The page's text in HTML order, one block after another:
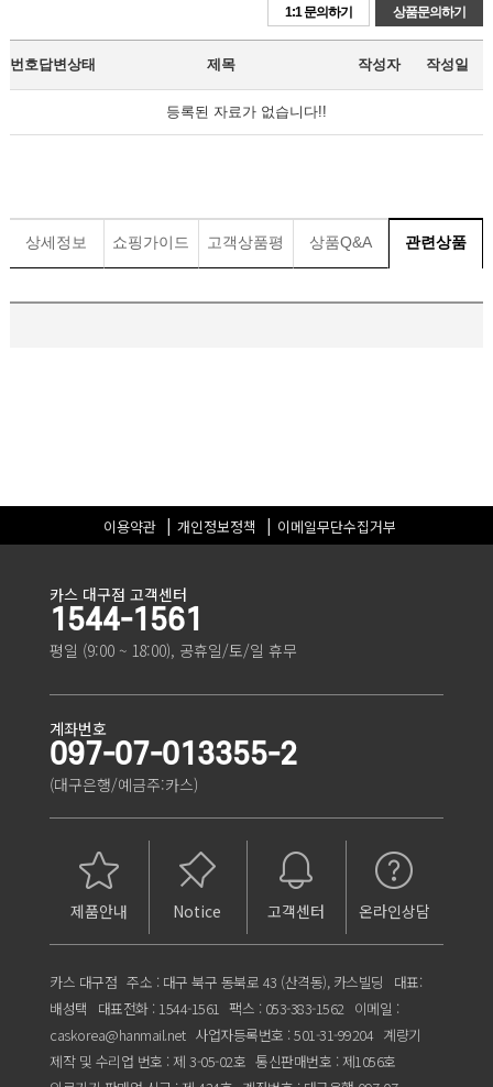
상품문의하기
1:1 문의하기
번호답변상태 제목 작성자 작성일
등록된 자료가 없습니다!!
상세정보 쇼핑가이드 고객상품평 상품Q&A 관련상품
이용약관 개인정보정책 이메일무단수집거부
카스 대구점 고객센터
1544-1561
평일 (9:00 ~ 18:00), 공휴일/토/일 휴무
계좌번호
097-07-013355-2
(대구은행/예금주:카스)
제품안내 Notice 고객센터 온라인상담
카스 대구점 주소 : 대구 북구 동북로 43 (산격동), 카스빌딩
대표:
배성택
대표전화 : 1544-1561 팩스 : 053-383-1562 이메일 :
caskorea@hanmail.net 사업자등록번호 : 501-31-99204 계량기
제작 및 수리업 번호 : 제 3-05-02호 통신판매번호 : 제1056호